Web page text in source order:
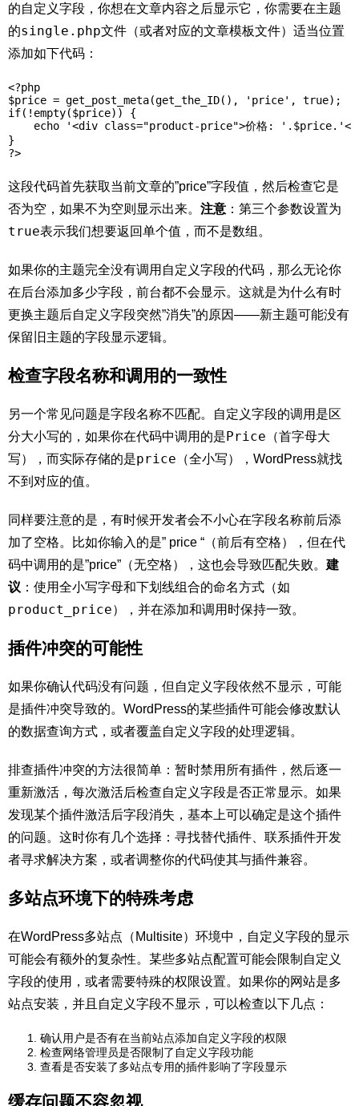
的自定义字段，你想在文章内容之后显示它，你需要在主题
的single.php文件（或者对应的文章模板文件）适当位置
添加如下代码：
<?php
$price = get_post_meta(get_the_ID(), 'price', true);
if(!empty($price)) {
echo '<div class="product-price">价格:
}
?>
这段代码首先获取当前文章的”price”字段值，然后检查它是
否为空，如果不为空则显示出来。 注意 ：第三个参数设置为
true表示我们想要返回单个值，而不是数组。
如果你的主题完全没有调用自定义字段的代码，那么无论你
在后台添加多少字段，前台都不会显示。这就是为什么有时
更换主题后自定义字段突然”消失”的原因——新主题可能没有
保留旧主题的字段显示逻辑。
检查字段名称和调用的一致性
另一个常见问题是字段名称不匹配。自定义字段的调用是区
分大小写的，如果你在代码中调用的是Price （首字母大
写），而实际存储的是price （全小写），WordPress就找
不到对应的值。
同样要注意的是，有时候开发者会不小心在字段名称前后添
加了空格。比如你输入的是” price “（前后有空格），但在代
码中调用的是”price”（无空格），这也会导致匹配失败。 建
议 ：使用全小写字母和下划线组合的命名方式（如
product_price），并在添加和调用时保持一致。
插件冲突的可能性
如果你确认代码没有问题，但自定义字段依然不显示，可能
是插件冲突导致的。WordPress的某些插件可能会修改默认
的数据查询方式，或者覆盖自定义字段的处理逻辑。
排查插件冲突的方法很简单：暂时禁用所有插件，然后逐一
重新激活，每次激活后检查自定义字段是否正常显示。如果
发现某个插件激活后字段消失，基本上可以确定是这个插件
的问题。这时你有几个选择：寻找替代插件、联系插件开发
者寻求解决方案，或者调整你的代码使其与插件兼容。
多站点环境下的特殊考虑
在WordPress多站点（Multisite）环境中，自定义字段的显示
可能会有额外的复杂性。某些多站点配置可能会限制自定义
字段的使用，或者需要特殊的权限设置。如果你的网站是多
站点安装，并且自定义字段不显示，可以检查以下几点：
确认用户是否有在当前站点添加自定义字段的权限
检查网络管理员是否限制了自定义字段功能
查看是否安装了多站点专用的插件影响了字段显示
缓存问题不容忽视